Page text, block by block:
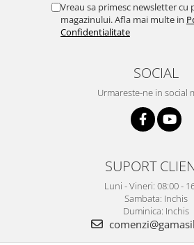
Vreau sa primesc newsletter cu
magazinului. Afla mai multe in
Confidentialitate
SOCIAL
Urmareste-ne in social
SUPORT
Luni - Vineri: 08:00 -
Sambata: Inchis
Duminica: Inchis